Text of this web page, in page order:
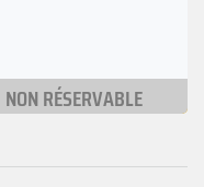
NON RÉSERVABLE